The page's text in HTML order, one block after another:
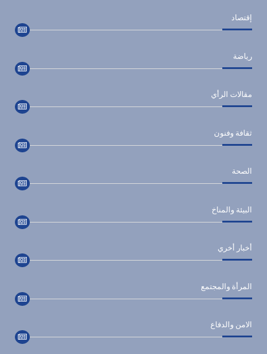
إقتصاد
رياضة
مقالات الرأي
ثقافة وفنون
الصحة
البيئة والمناخ
أخبار أخري
المرأة والمجتمع
الامن والدفاع